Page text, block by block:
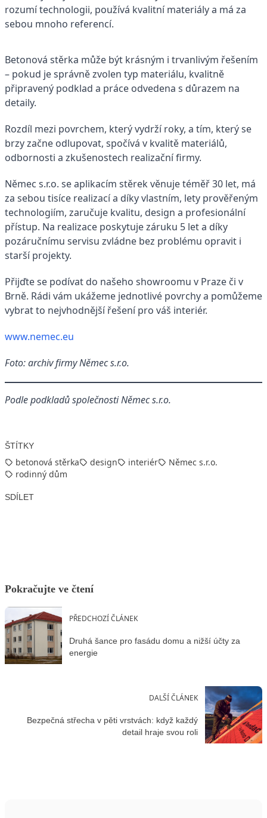
rozumí technologii, používá kvalitní materiály a má za
sebou mnoho referencí.
Betonová stěrka může být krásným i trvanlivým řešením
– pokud je správně zvolen typ materiálu, kvalitně
připravený podklad a práce odvedena s důrazem na
detaily.
Rozdíl mezi povrchem, který vydrží roky, a tím, který se
brzy začne odlupovat, spočívá v kvalitě materiálů,
odbornosti a zkušenostech realizační firmy.
Němec s.r.o. se aplikacím stěrek věnuje téměř 30 let, má
za sebou tisíce realizací a díky vlastním, lety prověřeným
technologiím, zaručuje kvalitu, design a profesionální
přístup. Na realizace poskytuje záruku 5 let a díky
pozáručnímu servisu zvládne bez problému opravit i
starší projekty.
Přijďte se podívat do našeho showroomu v Praze či v
Brně. Rádi vám ukážeme jednotlivé povrchy a pomůžeme
vybrat to nejvhodnější řešení pro váš interiér.
www.nemec.eu
Foto: archiv firmy Němec s.r.o.
Podle podkladů společnosti Němec s.r.o.
ŠTÍTKY
betonová stěrka design interiér
Němec s.r.o.
rodinný dům
SDÍLET
Pokračujte ve čtení
PŘEDCHOZÍ ČLÁNEK
Druhá šance pro fasádu domu a nižší účty za
energie
DALŠÍ ČLÁNEK
Bezpečná střecha v pěti vrstvách: když každý
detail hraje svou roli